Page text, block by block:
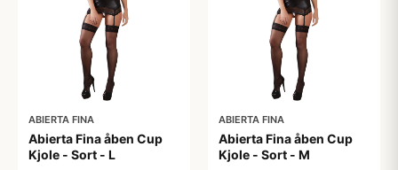
ABIERTA FINA
Abierta Fina åben Cup
Kjole - Sort - L
ABIERTA FINA
Abierta Fina åben Cup
Kjole - Sort - M